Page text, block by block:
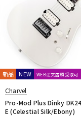
キーボード
管楽器
新品 NEW WEB注文店頭受取可
Charvel
Pro-Mod Plus Dinky
E (Celestial Silk/Ebony)